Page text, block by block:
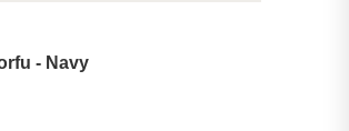
- Navy